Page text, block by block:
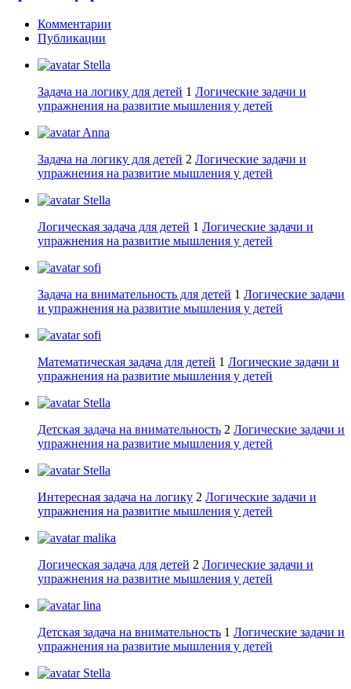
Комментарии
Публикации
Stella
Задача на логику для детей 1 Логические задачи и
упражнения на развитие мышления у детей
Anna
Задача на логику для детей 2 Логические задачи и
упражнения на развитие мышления у детей
Stella
Логическая задача для детей 1 Логические задачи и
упражнения на развитие мышления у детей
sofi
Задача на внимательность для детей 1 Логические задачи
и упражнения на развитие мышления у детей
sofi
Математическая задача для детей 1 Логические задачи и
упражнения на развитие мышления у детей
Stella
Детская задача на внимательность 2 Логические задачи и
упражнения на развитие мышления у детей
Stella
Интересная задача на логику 2 Логические задачи и
упражнения на развитие мышления у детей
malika
Логическая задача для детей 2 Логические задачи и
упражнения на развитие мышления у детей
lina
Детская задача на внимательность 1 Логические задачи и
упражнения на развитие мышления у детей
Stella